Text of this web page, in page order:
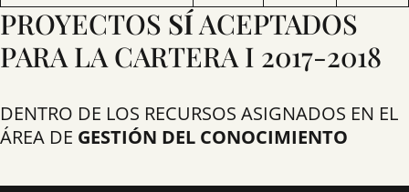
PROYECTOS SÍACEPTADOS
PARA LA CARTERA I 2017-2018
DENTRO DE LOS RECURSOS ASIGNADOS EN EL
ÁREA DE GESTIÓN DEL CONOCIMIENTO